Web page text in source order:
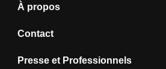
À propos
Contact
Presse et Professionnels